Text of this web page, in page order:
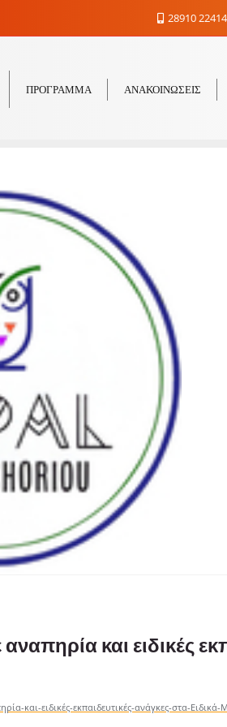
28910 22414
ΠΡΟΓΡΑΜΜΑ ΑΝΑΚΟΙΝΩΣΕΙΣ
και ειδικές
και-ειδικές-εκπαιδευτικές-ανάγκες-στα-